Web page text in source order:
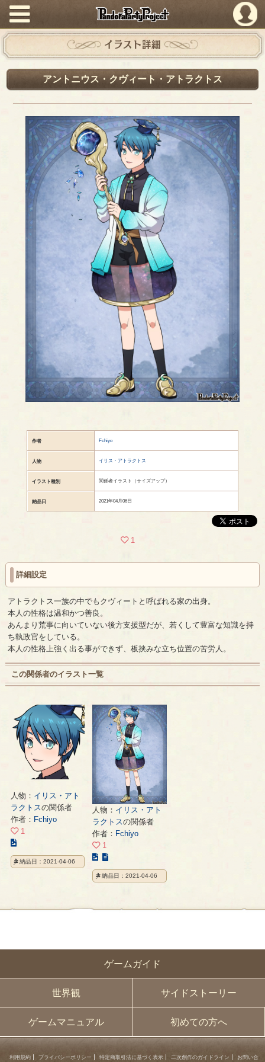
PandoraPartyProject
ゲームガイド
世界観 サイドストーリー
ゲームマニュアル 初めての方へ
イラスト詳細
アントニウス・クヴィート・アトラクトス
作者 Fchiyo
人物 イリス・アトラクトス
イラスト種別 関係者イラスト（サイズアップ）
納品日 2021年04月06日
1
詳細設定
アトラクトス一族の中でもクヴィートと呼ばれる家の出身。
本人の性格は温和かつ善良。
あんまり荒事に向いていない後方支援型だが、若くして豊富な知識を持
ち執政官をしている。
本人の性格上強く出る事ができず、板挟みな立ち位置の苦労人。
この関係者のイラスト一覧
人物： イリス・アト
ラクトスの関係者
作者： Fchiyo
1
の
イ
ジ
納品日：2021-04-06
人物： イリス・アト
ラクトスの関係者
作者： Fchiyo
1
の
イ
ー
ジ
納品日：2021-04-06
利用規約 プライバシーポリシー 特定商取引法に基づく表示 二次創作のガイドライン お問い合